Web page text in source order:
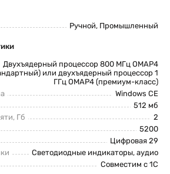
Ручной, Промышленный
Двухъядерный процессор 800 МГц OMAP4
или двухъядерный процессор 1
ГГц OMAP4 (премиум-класс)
Windows CE
512 мб
Гб
2
5200
Цифровая 29
Светодиодные индикаторы, аудио
Совместим с 1С